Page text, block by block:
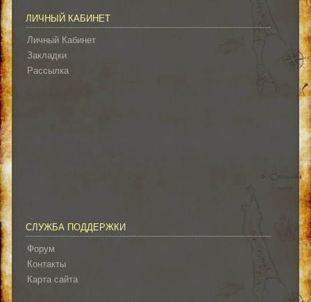
ЛИЧНЫЙ КАБИНЕТ
Личный Кабинет
Закладки
Рассылка
СЛУЖБА ПОДДЕРЖКИ
Форум
Контакты
Карта сайта